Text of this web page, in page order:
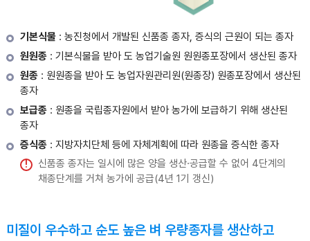
기본식물: 농진청에서 개발된 신품종 종자, 증식의 근원이 되는 종자
원원종: 기본식물을 받아 도 농업기술원 원원종포장에서 생산된 종자
원종: 원원종을 받아 도 농업자원관리원(원종장) 원종포장에서 생산된
종자
보급종: 원종을 국립종자원에서 받아 농가에 보급하기 위해 생산된
종자
증식종: 지방자치단체 등에 자체계획에 따라 원종을 증식한 종자
신품종 종자는 일시에 많은 양을 생산·공급할 수 없어 4단계의
채종단계를 거쳐 농가에 공급(4년 1기 갱신)
미질이 우수하고 순도 높은 벼 우량종자를 생산하고